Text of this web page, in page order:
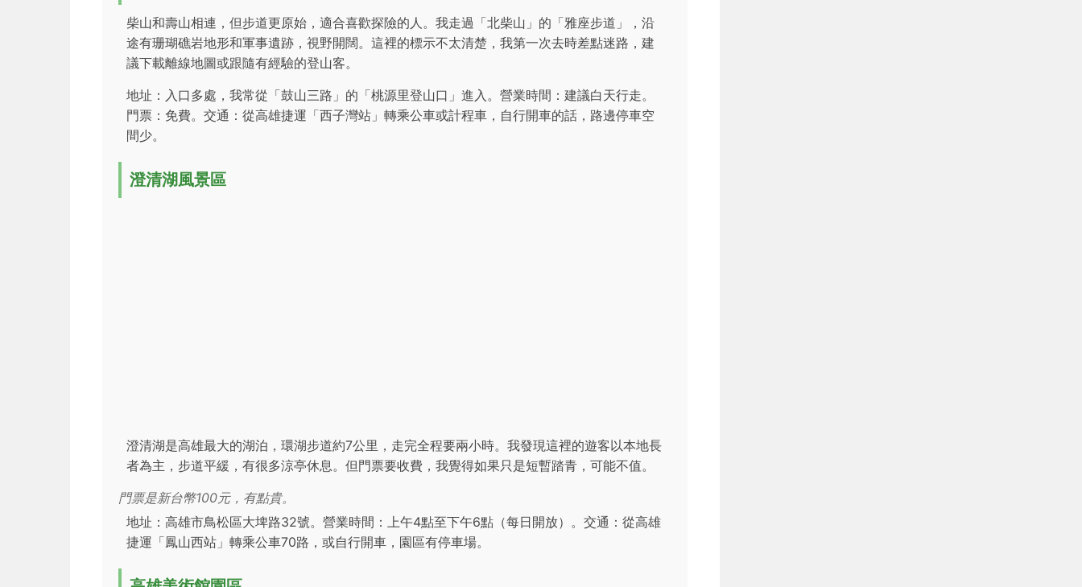
柴山和壽山相連，但步道更原始，適合喜歡探險的人。我走過「北柴山」的「雅座步道」，沿
途有珊瑚礁岩地形和軍事遺跡，視野開闊。這裡的標示不太清楚，我第一次去時差點迷路，建
議下載離線地圖或跟隨有經驗的登山客。
地址：入口多處，我常從「鼓山三路」的「桃源里登山口」進入。營業時間：建議白天行走。
門票：免費。交通：從高雄捷運「西子灣站」轉乘公車或計程車，自行開車的話，路邊停車空
間少。
澄清湖風景區
澄清湖是高雄最大的湖泊，環湖步道約7公里，走完全程要兩小時。我發現這裡的遊客以本地長
者為主，步道平緩，有很多涼亭休息。但門票要收費，我覺得如果只是短暫踏青，可能不值。
門票是新台幣100元，有點貴。
地址：高雄市鳥松區大埤路32號。營業時間：上午4點至下午6點（每日開放）。交通：從高雄
捷運「鳳山西站」轉乘公車70路，或自行開車，園區有停車場。